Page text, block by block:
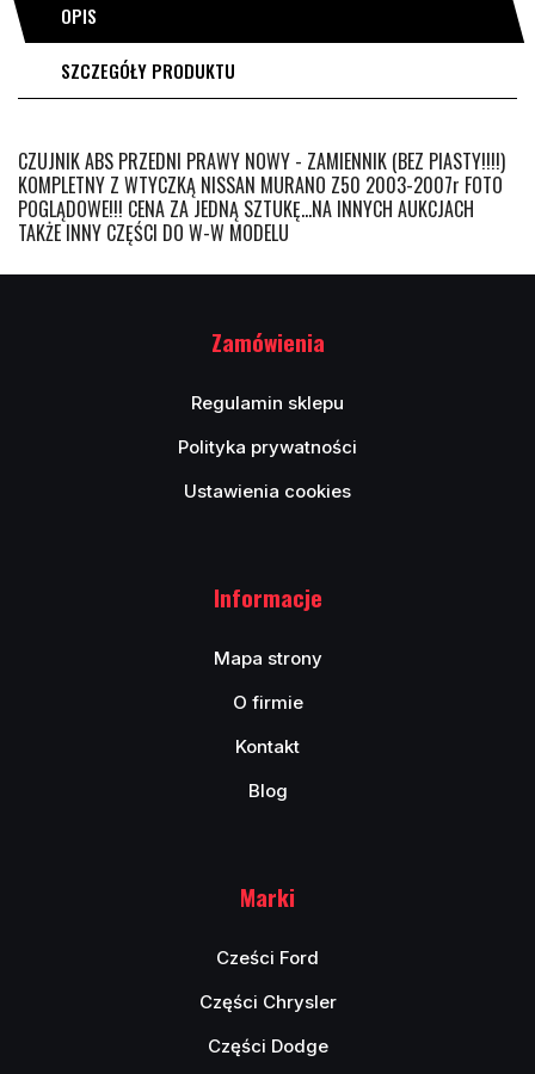
OPIS
SZCZEGÓŁY PRODUKTU
CZUJNIK ABS PRZEDNI PRAWY NOWY - ZAMIENNIK (BEZ PIASTY!!!!)
KOMPLETNY Z WTYCZKĄ NISSAN MURANO Z50 2003-2007r FOTO
POGLĄDOWE!!! CENA ZA JEDNĄ SZTUKĘ...NA INNYCH AUKCJACH
TAKŻE INNY CZĘŚCI DO W-W MODELU
Zamówienia
Regulamin sklepu
Polityka prywatności
Ustawienia cookies
Informacje
Mapa strony
O firmie
Kontakt
Blog
Marki
Cześci Ford
Części Chrysler
Części Dodge